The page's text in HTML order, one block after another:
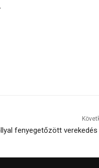
fenyegetőzött verekedés